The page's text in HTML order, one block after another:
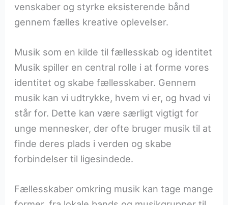
venskaber og styrke eksisterende bånd
gennem fælles kreative oplevelser.
Musik som en kilde til fællesskab og identitet
Musik spiller en central rolle i at forme vores
identitet og skabe fællesskaber. Gennem
musik kan vi udtrykke, hvem vi er, og hvad vi
står for. Dette kan være særligt vigtigt for
unge mennesker, der ofte bruger musik til at
finde deres plads i verden og skabe
forbindelser til ligesindede.
Fællesskaber omkring musik kan tage mange